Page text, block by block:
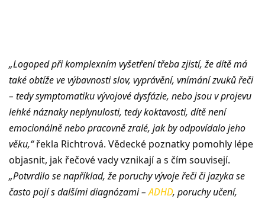
„Logoped při komplexním vyšetření třeba zjistí, že dítě má
také obtíže ve výbavnosti slov, vyprávění, vnímání zvuků řeči
– tedy symptomatiku vývojové dysfázie, nebo jsou v projevu
lehké náznaky neplynulosti, tedy koktavosti, dítě není
emocionálně nebo pracovně zralé, jak by odpovídalo jeho
věku,“řekla Richtrová. Vědecké poznatky pomohly lépe
objasnit, jak řečové vady vznikají a s čím souvisejí.
„Potvrdilo se například, že poruchy vývoje řeči či jazyka se
často pojí s dalšími diagnózami –ADHD, poruchy učení,